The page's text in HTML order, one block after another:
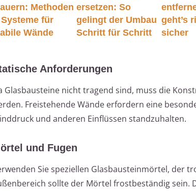
Methoden
für
Wände
ersetzen: So
gelingt der Umbau
Schritt für Schritt
geht’s
sicher
Anforderungen
Glasbausteine nicht tragend sind, muss die
Freistehende Wände erfordern eine
und anderen Einflüssen standzuhalten.
und Fugen
Sie speziellen Glasbausteinmörtel, der
sollte der Mörtel frostbeständig sein.